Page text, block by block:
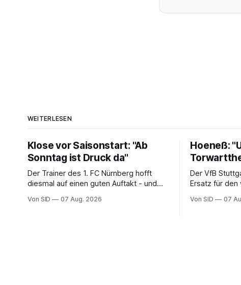
WEITERLESEN
Klose vor Saisonstart: "Ab
Sonntag ist Druck da"
Der Trainer des 1. FC Nürnberg hofft
diesmal auf einen guten Auftakt - und
Von SID 07 Aug. 2026
Hoeneß:
Der VfB
Ersatz für den
Schwaben
Von SID 07